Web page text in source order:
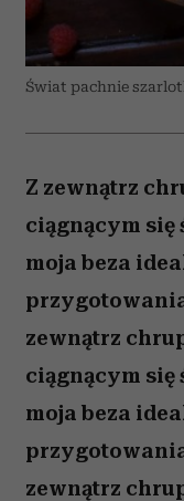
Świat pachnie
Z zewnątrz
ciągnącym się
moja beza
zewnątrz
ciągnącym się
moja beza
zewnątrz